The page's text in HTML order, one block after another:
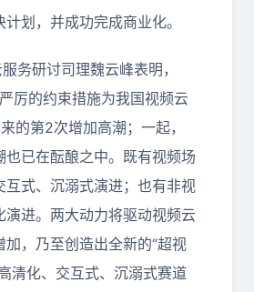
划，并成功完成商业化。
务研讨司理魏云峰表明，
厉的约束措施为我国视频云
的第2次增加高潮；一起，
也已在酝酿之中。既有视频场
互式、沉溺式演进；也有非视
演进。两大动力将驱动视频云
加，乃至创造出全新的“超视
清化、交互式、沉溺式赛道